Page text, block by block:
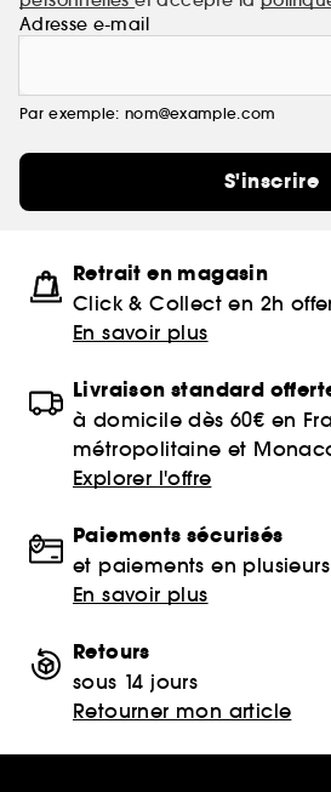
Adresse e-mail
Par exemple: nom@example.com
S'inscrire
Retrait en magasin
Click & Collect en 2h
En savoir plus
Livraison standard
à domicile dès 60€ en
métropolitaine et
Explorer l'offre
Paiements sécurisés
et paiements en
En savoir plus
Retours
sous 14 jours
Retourner mon article